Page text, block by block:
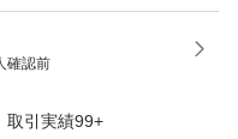
原因「肌ステイン」を
確認前
取引実績99+